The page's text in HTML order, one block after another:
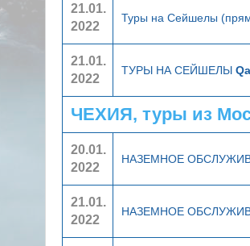
21.01.
2022
Туры на Сейшелы
21.01.
2022
ТУРЫ НА СЕЙШЕЛЫ
ЧЕХИЯ, туры из
20.01.
2022
НАЗЕМНОЕ
21.01.
2022
НАЗЕМНОЕ